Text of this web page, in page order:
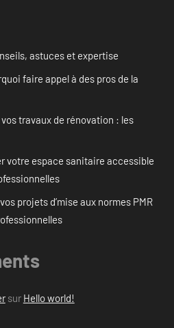
astuces et expertise
faire appel à des pros de la
travaux de rénovation : les
votre espace sanitaire accessible
projets d’mise aux normes PMR
sur Hello world!